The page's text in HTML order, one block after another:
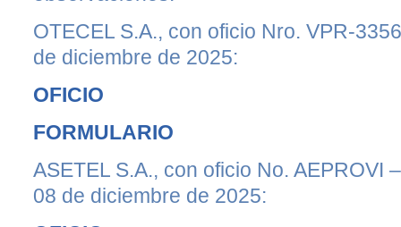
OTECEL S.A., con oficio Nro. VPR-
de diciembre de 2025:
OFICIO
FORMULARIO
ASETEL S.A., con oficio No. AEPROVI
08 de diciembre de 2025: